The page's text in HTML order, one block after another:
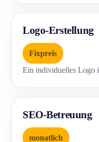
Logo-Erstellung
Fixpreis
Ein individuelles Logo
SEO-Betreuung
monatlich